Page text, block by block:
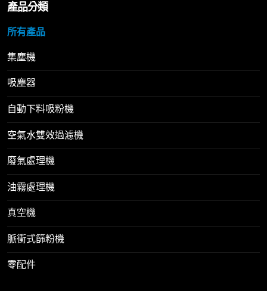
產品分類
所有產品
集塵機
吸塵器
自動下料吸粉機
空氣水雙效過濾機
廢氣處理機
油霧處理機
真空機
脈衝式篩粉機
零配件